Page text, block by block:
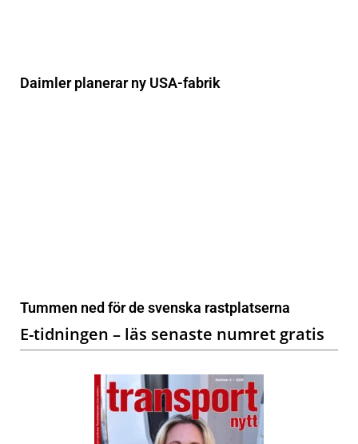
Daimler planerar ny USA-fabrik
Tummen ned för de svenska rastplatserna
E-tidningen – läs senaste numret gratis